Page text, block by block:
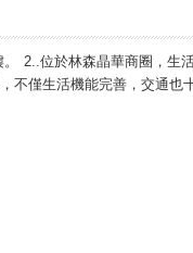
2..位於林森晶華商圈，生活
不僅生活機能完善，交通也